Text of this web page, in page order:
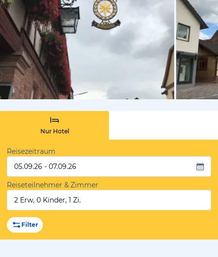
von Gisela,
Nur Hotel
Reisezeitraum
05.09.26 - 07.09.26
Reiseteilnehmer & Zimmer
2 Erw, 0 Kinder, 1 Zi.
Filter